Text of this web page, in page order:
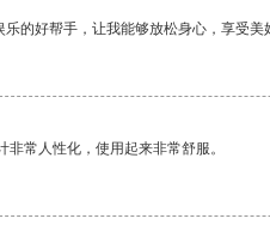
的好帮手，让我能够放松身心，享受美
非常人性化，使用起来非常舒服。